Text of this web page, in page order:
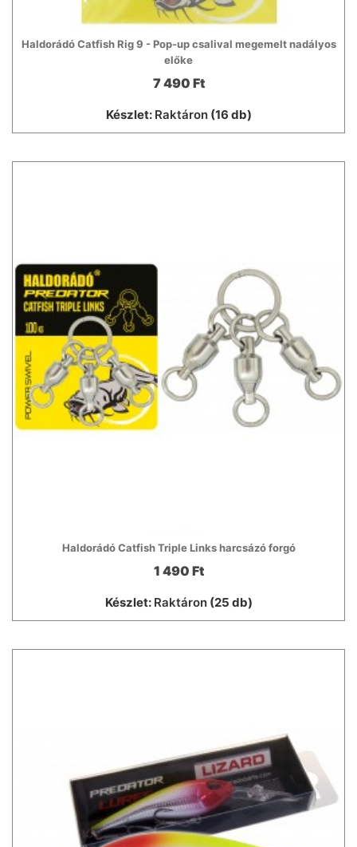
Haldorádó Catfish Rig 9 - Pop-up csalival megemelt nadályos
előke
7 490 Ft
Készlet: Raktáron(16 db)
Haldorádó Catfish Triple Links harcsázó forgó
1 490 Ft
Készlet: Raktáron(25 db)